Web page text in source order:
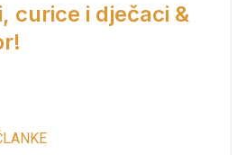
curice i dječaci &